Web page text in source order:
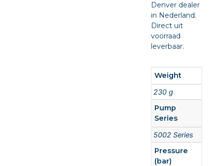
Denver dealer
in Nederland.
Direct uit
voorraad
leverbaar.
Weight
230 g
Pump
Series
5002 Series
Pressure
(bar)